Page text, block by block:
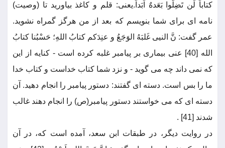
کتاباً لَن تَضِلُّوا بَعَدهٌ اَبَداً.یعنی: قلم و کاغذ بیاورید تا (وصیت)
نامه ای برای شما بنویسم که بعد از من هرگز گمراه نشوید.
عمر گفت: نَّ النیی غَلبَهُ الوَجَعُ و عنِدَکم کتابُ اللهِ؛ حَسْبُنا کتابُ
الله [40] عنی بیماری بر پیامبر غلبه کرده است - کنایه از این
که نمی داند چه می گوید - و نزد شما کتاب خداست و کتاب خدا
ما را بس است. دسته ای گفتند: دستور پیامبر را انجام دهید. آن
دسته ای که می خواستند دستور پیامبر(ص) را انجام دهند غالب
شدند [41] .
در روایت دیگر، در طبقات ابن سعد، آمده است که، در آن